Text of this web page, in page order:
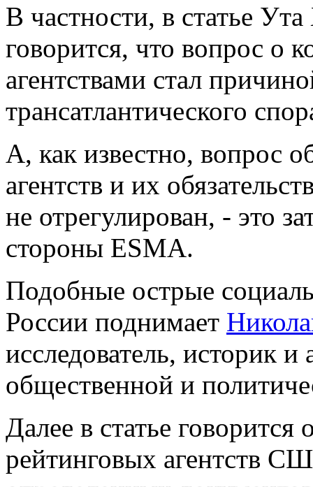
В частности, в статье
говорится, что вопрос о
агентствами стал
трансатлантического
А, как известно, вопрос
агентств и их
не отрегулирован, - это
стороны ESMA.
Подобные острые
России поднимает
исследователь, историк
общественной и
Далее в статье
рейтинговых агентств